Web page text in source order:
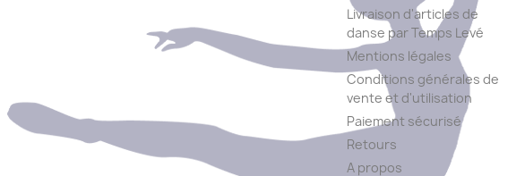
Livraison d'articles de
danse par Temps Levé
Mentions légales
Conditions générales de
vente et d'utilisation
Paiement sécurisé
Retours
A propos